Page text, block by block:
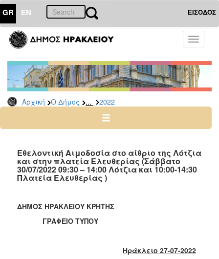
GR EN ΕΙΣΟΔΟΣ
Toggle
Αρχική Ο Δήμος ... 2022
ΔΗΜΟΣ
Δελτία
Τύπου
Αρχείο
2026
2024
2022
2021
2019
2018
Εθελοντική Αιμοδοσία στο αίθριο της Λότζια
και στην πλατεία Ελευθερίας (Σάββατο
30/07/2022 09:30 – 14:00 Λότζια και 10:00-14:30
Πλατεία Ελευθερίας )
ΔΗΜΟΣ ΗΡΑΚΛΕΙΟΥ ΚΡΗΤΗΣ
ΓΡΑΦΕΙΟ ΤΥΠΟΥ
Ηράκλειο 27-07-2022